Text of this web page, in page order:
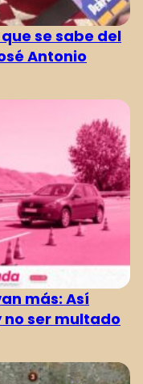
se sabe del
Antonio
más: Así
ser multado